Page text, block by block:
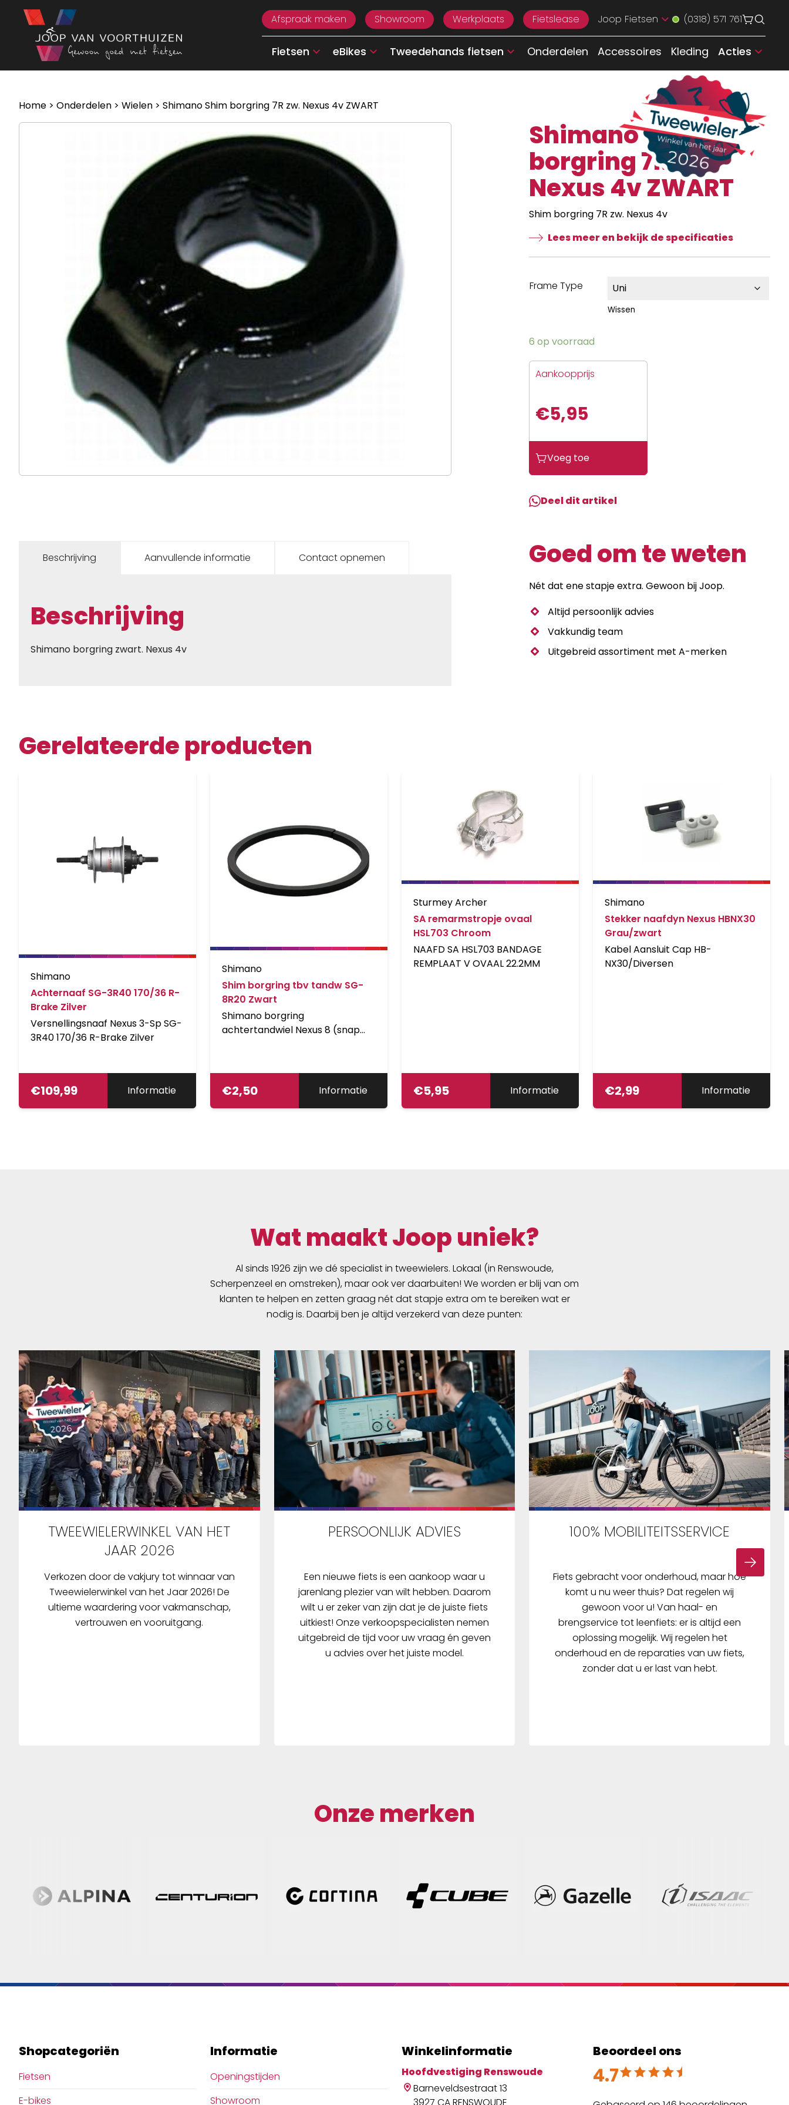
Ga naar de inhoud
Afspraak maken
Showroom Werkplaats Fietslease Joop Fietsen (0318) 571 761
Fietsen eBikes Tweedehands fietsen Onderdelen Accessoires Kleding Acties
Home > Onderdelen > Wielen > Shimano Shim borgring 7R zw. Nexus 4v ZWART
Shimano Shim
borgring 7R zw.
Nexus 4v ZWART
Shim borgring 7R zw. Nexus 4v
Lees meer en bekijk de specificaties
Frame Type
Wissen
6 op voorraad
Aankoopprijs
€5,95
Voeg toe
Deel dit artikel
Beschrijving Aanvullende informatie Contact opnemen
Beschrijving
Shimano borgring zwart. Nexus 4v
Goed om te weten
Nét dat ene stapje extra. Gewoon bij Joop.
Altijd persoonlijk advies
Vakkundig team
Uitgebreid assortiment met A-merken
Gerelateerde producten
Shimano
Achternaaf SG-3R40 170/36 R-
Brake Zilver
Versnellingsnaaf Nexus 3-Sp SG-
3R40 170/36 R-Brake Zilver
€109,99 Informatie
Shimano
Shim borgring tbv tandw SG-
8R20 Zwart
Shimano borgring
achtertandwiel Nexus 8 (snap
€2,50 Informatie
Sturmey Archer
SA remarmstropje ovaal
HSL703 Chroom
NAAFD SA HSL703 BANDAGE
REMPLAAT V OVAAL 22.2MM
€5,95 Informatie
Shimano
Stekker naafdyn Nexus HBNX30
Grau/zwart
Kabel Aansluit Cap HB-
NX30/Diversen
€2,99 Informatie
Wat maakt Joop uniek?
Al sinds 1926 zijn we dé specialist in tweewielers. Lokaal (in Renswoude,
Scherpenzeel en omstreken), maar ook ver daarbuiten! We worden er blij van om
klanten te helpen en zetten graag nét dat stapje extra om te bereiken wat er
nodig is. Daarbij ben je altijd verzekerd van deze punten:
TWEEWIELERWINKEL VAN HET
JAAR 2026
Verkozen door de vakjury tot winnaar van
Tweewielerwinkel van het Jaar 2026! De
ultieme waardering voor vakmanschap,
vertrouwen en vooruitgang.
PERSOONLIJK ADVIES
Een nieuwe fiets is een aankoop waar u
jarenlang plezier van wilt hebben. Daarom
wilt u er zeker van zijn dat je de juiste fiets
uitkiest! Onze verkoopspecialisten nemen
uitgebreid de tijd voor uw vraag én geven
u advies over het juiste model.
100% MOBILITEITSSERVICE
Fiets gebracht voor onderhoud, maar hoe
komt u nu weer thuis? Dat regelen wij
gewoon voor u! Van haal- en
brengservice tot leenfiets: er is altijd een
oplossing mogelijk. Wij regelen het
onderhoud en de reparaties van uw fiets,
zonder dat u er last van hebt.
Onze merken
Shopcategoriën
Fietsen
E-bikes
Informatie
Openingstijden
Showroom
Winkelinformatie
Hoofdvestiging Renswoude
Barneveldsestraat 13
Beoordeel ons
4.7
Beoordeeld met 4.7 uit 5